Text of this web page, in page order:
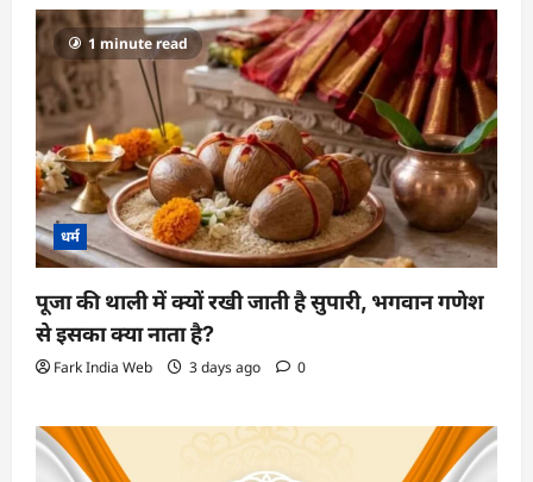
1 minute read
धर्म
पूजा की थाली में क्यों रखी जाती है सुपारी, भगवान गणेश
से इसका क्या नाता है?
Fark India Web 3 days ago 0